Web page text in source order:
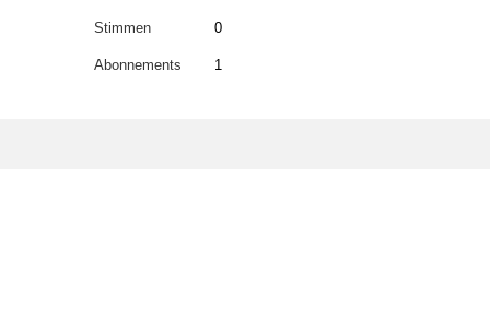
Stimmen 0
Abonnements 1